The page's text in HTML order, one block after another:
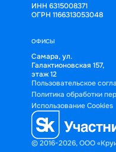
ИНН 6315008371
ОГРН 1166313053048
ОФИСЫ
Самара, ул.
Галактионовская 157,
этаж 12
© 2016-2026, ООО
Пользовательское
Политика обработки
Использование Cookies